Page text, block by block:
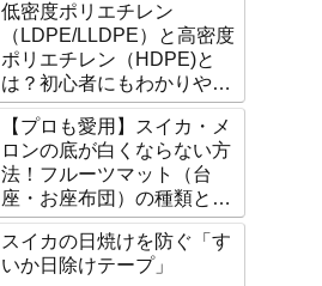
低密度ポリエチレン
（LDPE/LLDPE）と高密度
ポリエチレン（HDPE)と
は？初心者にもわかりやす
く説明します。
【プロも愛用】スイカ・メ
ロンの底が白くならない方
法！フルーツマット（台
座・お座布団）の種類と選
び方
スイカの日焼けを防ぐ「す
いか日除けテープ」